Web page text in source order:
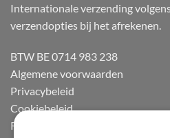
Internationale verzending
verzendopties bij het afrekenen.
BTW BE 0714 983 238
Algemene voorwaarden
Privacybeleid
Cookiebeleid
Retourneren